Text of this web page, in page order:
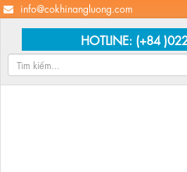
info@cokhinangluong.com
HOTLINE: (+84